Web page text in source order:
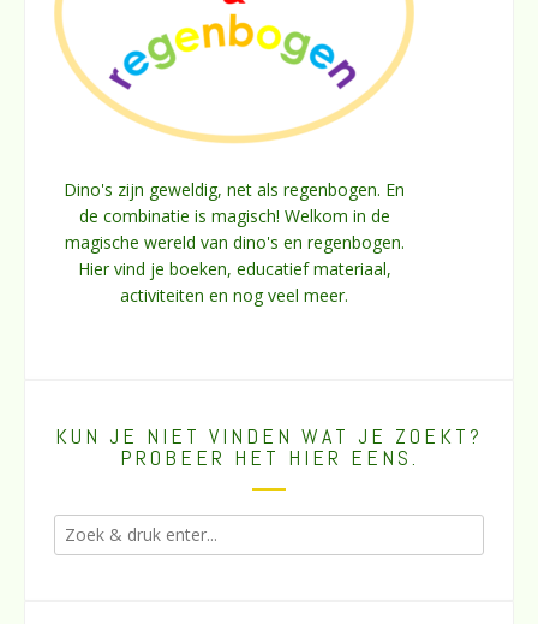
Dino's zijn geweldig, net als regenbogen. En
de combinatie is magisch! Welkom in de
magische wereld van dino's en regenbogen.
Hier vind je boeken, educatief materiaal,
activiteiten en nog veel meer.
KUN JE NIET VINDEN WAT JE ZOEKT?
PROBEER HET HIER EENS.